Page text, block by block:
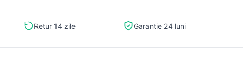
Retur 14 zile Garantie 24 luni